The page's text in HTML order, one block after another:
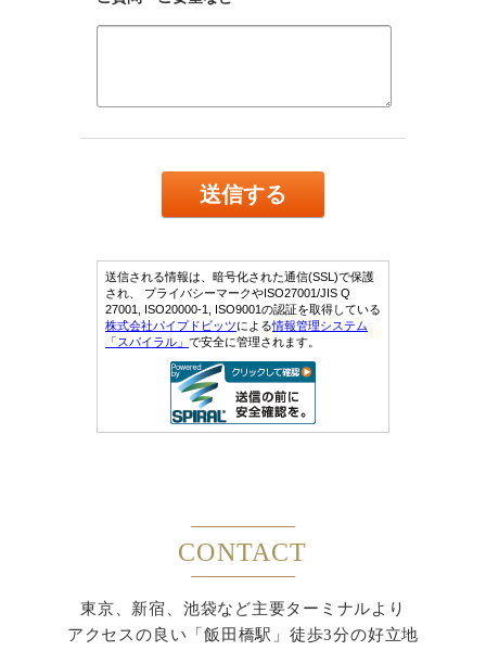
CONTACT
東京、新宿、池袋など主要ターミナルより
アクセスの良い「飯田橋駅」徒歩3分の好立地